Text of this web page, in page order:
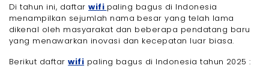
Di tahun ini, daftarwifi paling bagus di Indonesia
menampilkan sejumlah nama besar yang telah lama
dikenal oleh masyarakat dan beberapa pendatang baru
yang menawarkan inovasi dan kecepatan luar biasa.
Berikut daftarwifi paling bagus di Indonesia tahun 2025 :